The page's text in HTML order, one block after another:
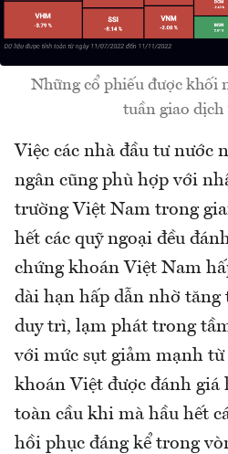
Những cổ phiếu được khối
tuần giao dịch
Việc các nhà đầu tư nước
ngân cũng phù hợp với
trường Việt Nam trong
hết các quỹ ngoại đều
chứng khoán Việt Nam
dài hạn hấp dẫn nhờ
duy trì, lạm phát trong
với mức sụt giảm mạnh
khoán Việt được đánh giá
toàn cầu khi mà hầu hết
hồi phục đáng kể trong